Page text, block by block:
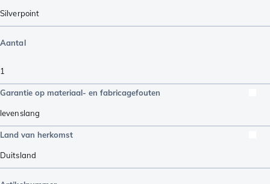
Silverpoint
Aantal
1
Garantie op materiaal- en fabricagefouten
levenslang
Land van herkomst
Duitsland